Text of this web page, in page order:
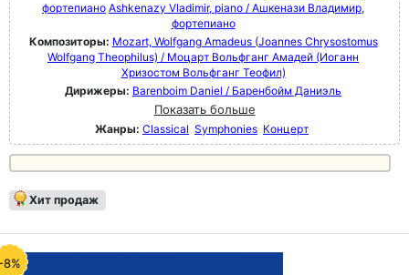
фортепиано Ashkenazy Vladimir, piano / Ашкенази Владимир,
фортепиано
Композиторы: Mozart, Wolfgang Amadeus (Joannes Chrysostomus
Wolfgang Theophilus) / Моцарт Вольфганг Амадей (Иоганн
Хризостом Вольфганг Теофил)
Дирижеры: Barenboim Daniel / Баренбойм Даниэль
Показать больше
Жанры: Classical Symphonies Концерт
Хит продаж
8%